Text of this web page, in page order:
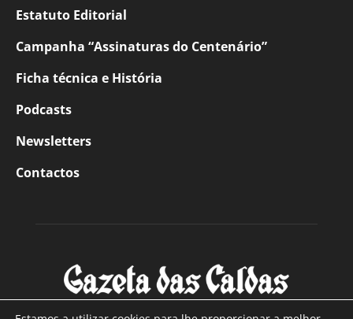
Estatuto Editorial
Campanha “Assinaturas do Centenário”
Ficha técnica e História
Podcasts
Newsletters
Contactos